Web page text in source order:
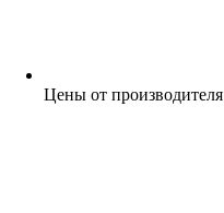
Цены от производителя